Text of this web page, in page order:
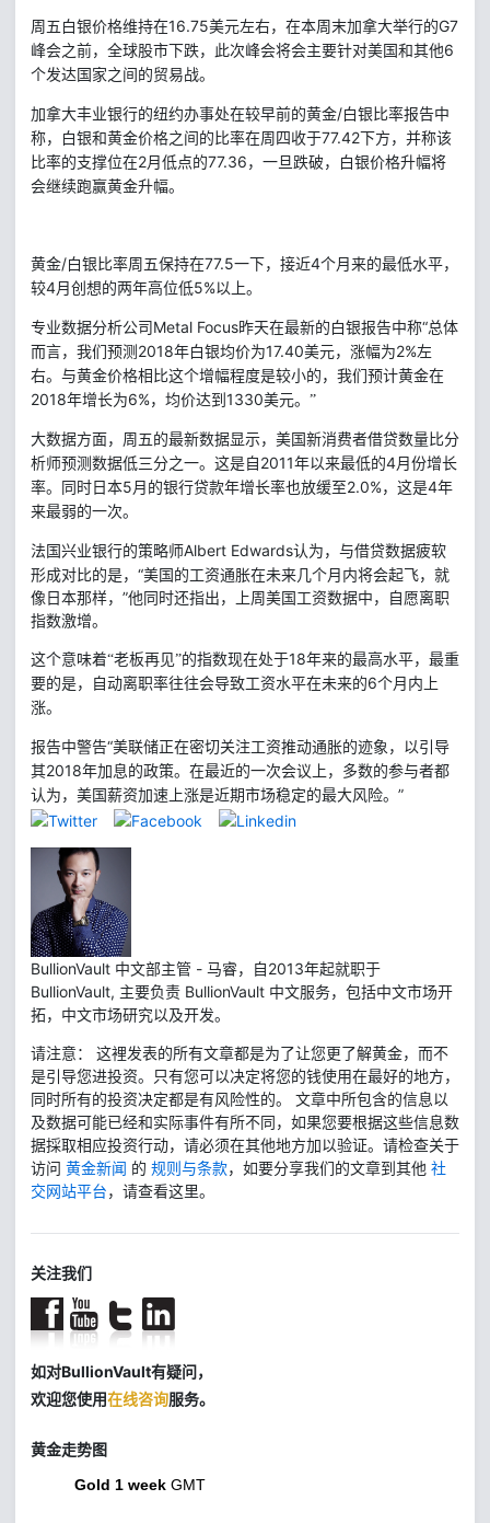
周五白银价格维持在16.75美元左右，在本周末加拿大举行的G7
峰会之前，全球股市下跌，此次峰会将会主要针对美国和其他6
个发达国家之间的贸易战。
加拿大丰业银行的纽约办事处在较早前的黄金/白银比率报告中
称，白银和黄金价格之间的比率在周四收于77.42 下方，并称该
比率的支撑位在2月低点的77.36 ，一旦跌破，白银价格升幅将
会继续跑赢黄金升幅。
黄金/白银比率周五保持在77.5一下，接近4个月来的最低水平，
较4月创想的两年高位低5%以上。
专业数据分析公司 Metal Focus昨天在最新的白银报告中称“总体
而言，我们预测2018年白银均价为17.40美元，涨幅为2%左
右。与黄金价格相比这个增幅程度是较小的，我们预计黄金在
2018年增长为6%，均价达到 1330美元。”
大数据方面，周五的最新数据显示，美国新消费者借贷数量比分
析师预测数据低三分之一。这是自 2011年以来最低的4月份增长
率。同时日本5月的银行贷款年增长率也放缓至2.0%，这是4年
来最弱的一次。
法国兴业银行的策略师Albert Edwards认为，与借贷数据疲软
形成对比的是，“美国的工资通胀在未来几个月内将会起飞，就
像日本那样，”他同时还指出，上周美国工资数据中，自愿离职
指数激增。
这个意味着“老板再见”的指数现在处于18年来的最高水平，最重
要的是，自动离职率往往会导致工资水平在未来的6个月内上
涨。
报告中警告“美联储正在密切关注工资推动通胀的迹象，以引导
其2018年加息的政策。在最近的一次会议上，多数的参与者都
认为，美国薪资加速上涨是近期市场稳定的最大风险。 ”
BullionVault 中文部主管 - 马睿，自2013年起就职于
BullionVault, 主要负责 BullionVault 中文服务，包括中文市场开
拓，中文市场研究以及开发。
请注意： 这裡发表的所有文章都是为了让您更了解黄金，而不
是引导您进投资。只有您可以决定将您的钱使用在最好的地方，
同时所有的投资决定都是有风险性的。 文章中所包含的信息以
及数据可能已经和实际事件有所不同，如果您要根据这些信息数
据採取相应投资行动，请必须在其他地方加以验证。请检查关于
访问 黄金新闻 的 规则与条款，如要分享我们的文章到其他 社
交网站平台，请查看这里。
关注我们
如对BullionVault有疑问，
欢迎您使用在线咨询服务。
黄金走势图
Gold 1 week GMT